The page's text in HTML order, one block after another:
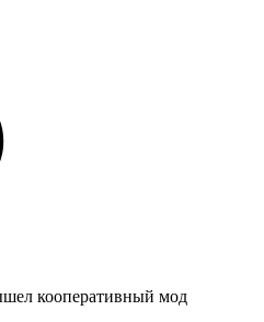
кооперативный мод